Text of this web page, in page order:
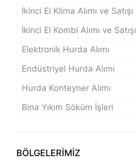
İkinci El Klima Alımı ve Satışı
İkinci El Kombi Alımı ve Satışı
Elektronik Hurda Alımı
Endüstriyel Hurda Alımı
Hurda Konteyner Alımı
Bina Yıkım Söküm İşleri
BÖLGELERİMİZ